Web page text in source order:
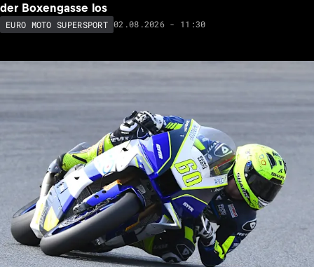
der Boxengasse los
EURO MOTO SUPERSPORT 02.08.2026 - 11:30